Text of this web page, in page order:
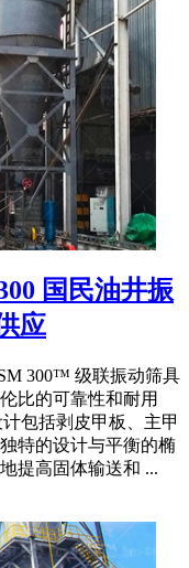
国民油井振
应
300™ 级联振动筛具
比的可靠性和耐用
包括剥皮甲板、主甲
特的设计与平衡的椭
提高固体输送和 ...